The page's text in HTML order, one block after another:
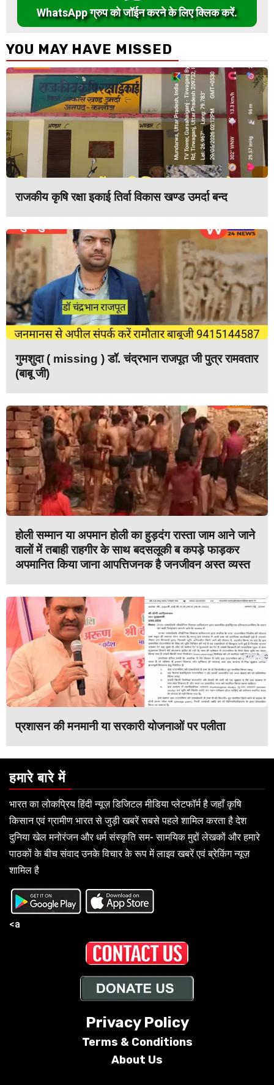
WhatsApp ग्रुप को जॉईन करने के लिए क्लिक करें.
YOU MAY HAVE MISSED
राजकीय कृषि रक्षा इकाई तिर्वा विकास खण्ड उमर्दा बन्द
गुमशुदा ( missing ) डॉ. चंद्रभान राजपूत जी पुत्र रामवतार
(बाबू जी)
होली सम्मान या अपमान होली का हुड़दंग रास्ता जाम आने जाने
वालों में तबाही राहगीर के साथ बदसलूकी ब कपड़े फाड़कर
अपमानित किया जाना आपत्तिजनक है जनजीवन अस्त व्यस्त
प्रशासन की मनमानी या सरकारी योजनाओं पर पलीता
हमारे बारे में
भारत का लोकप्रिय हिंदी न्यूज़ डिजिटल मीडिया प्लेटफॉर्म है जहाँ कृषि
किसान एवं ग्रामीण भारत से जुड़ी खबरें सबसे पहले शामिल करता है देश
दुनिया खेल मनोरंजन और धर्म संस्कृति सम- सामयिक मुद्दों लेखकों और हमारे
पाठकों के बीच संवाद उनके विचार के रूप में लाइव खबरें एवं ब्रेकिंग न्यूज़
शामिल है
<a
Privacy Policy
Terms & Conditions
About Us